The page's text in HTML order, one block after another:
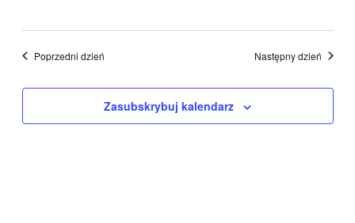
Poprzedni dzień Następny dzień
Zasubskrybuj kalendarz